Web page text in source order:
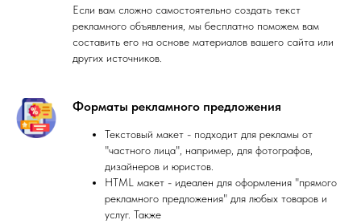
Если вам сложно самостоятельно создать текст
рекламного объявления, мы бесплатно поможем вам
составить его на основе материалов вашего сайта или
других источников.
Форматы рекламного предложения
Текстовый макет - подходит для рекламы от
"частного лица", например, для фотографов,
дизайнеров и юристов.
HTML макет - идеален для оформления "прямого
рекламного предложения" для любых товаров и
услуг. Также